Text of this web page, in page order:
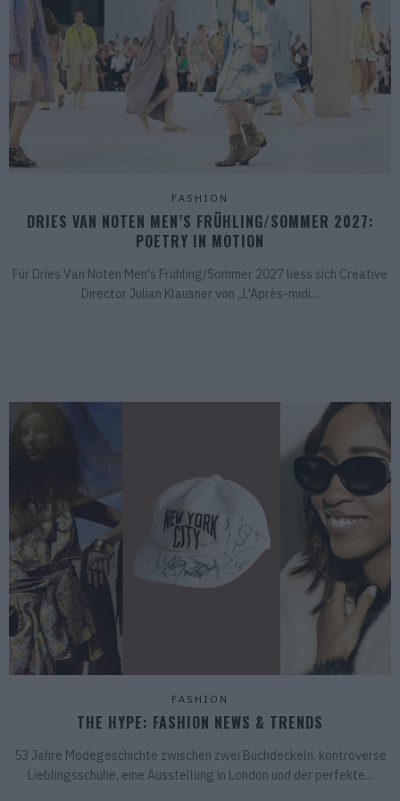
FASHION
DRIES VAN NOTEN MEN’S FRÜHLING/SOMMER 2027:
POETRY IN MOTION
Für Dries Van Noten Men's Frühling/Sommer 2027 liess sich Creative
Director Julian Klausner von „L'Après-midi...
FASHION
THE HYPE: FASHION NEWS & TRENDS
53 Jahre Modegeschichte zwischen zwei Buchdeckeln, kontroverse
Lieblingsschuhe, eine Ausstellung in London und der perfekte...